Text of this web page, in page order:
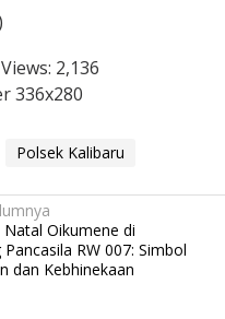
2,136
Polsek Kalibaru
Natal Oikumene di
RW 007: Simbol
dan Kebhinekaan